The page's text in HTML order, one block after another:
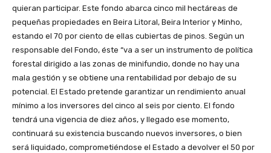
quieran participar. Este fondo abarca cinco mil hectáreas de
pequeñas propiedades en Beira Litoral, Beira Interior y Minho,
estando el 70 por ciento de ellas cubiertas de pinos. Según un
responsable del Fondo, éste “va a ser un instrumento de política
forestal dirigido a las zonas de minifundio, donde no hay una
mala gestión y se obtiene una rentabilidad por debajo de su
potencial. El Estado pretende garantizar un rendimiento anual
mínimo a los inversores del cinco al seis por ciento. El fondo
tendrá una vigencia de diez años, y llegado ese momento,
continuará su existencia buscando nuevos inversores, o bien
será liquidado, comprometiéndose el Estado a devolver el 50 por